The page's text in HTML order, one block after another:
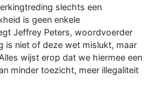
slechts een
is geen enkele
Jeffrey Peters, woordvoerder
is niet of deze wet mislukt, maar
wijst erop dat we hiermee een
minder toezicht, meer illegaliteit